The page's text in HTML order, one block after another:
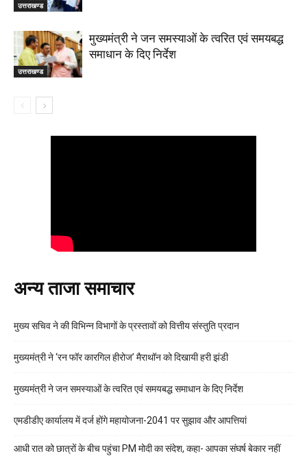
उत्तराखण्ड
उत्तराखण्ड
मुख्यमंत्री ने जन समस्याओं के त्वरित एवं समयबद्ध
समाधान के दिए निर्देश
अन्य ताजा समाचार
मुख्य सचिव ने की विभिन्न विभागों के प्रस्तावों को वित्तीय संस्तुति प्रदान
मुख्यमंत्री ने ‘रन फॉर कारगिल हीरोज’ मैराथॉन को दिखायी हरी झंडी
मुख्यमंत्री ने जन समस्याओं के त्वरित एवं समयबद्ध समाधान के दिए निर्देश
एमडीडीए कार्यालय में दर्ज होंगे महायोजना-2041 पर सुझाव और आपत्तियां
आधी रात को छात्रों के बीच पहुंचा PM मोदी का संदेश, कहा- आपका संघर्ष बेकार नहीं